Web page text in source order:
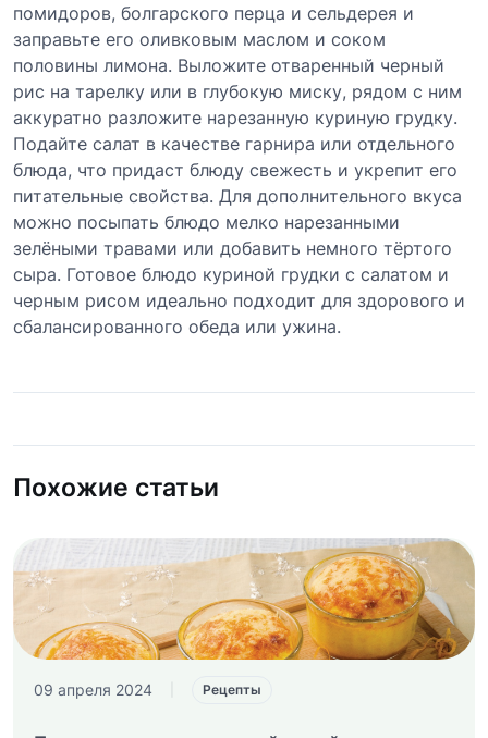
помидоров, болгарского перца и сельдерея и
заправьте его оливковым маслом и соком
половины лимона. Выложите отваренный черный
рис на тарелку или в глубокую миску, рядом с ним
аккуратно разложите нарезанную куриную грудку.
Подайте салат в качестве гарнира или отдельного
блюда, что придаст блюду свежесть и укрепит его
питательные свойства. Для дополнительного вкуса
можно посыпать блюдо мелко нарезанными
зелёными травами или добавить немного тёртого
сыра. Готовое блюдо куриной грудки с салатом и
черным рисом идеально подходит для здорового и
сбалансированного обеда или ужина.
Похожие статьи
09 апреля 2024 Рецепты